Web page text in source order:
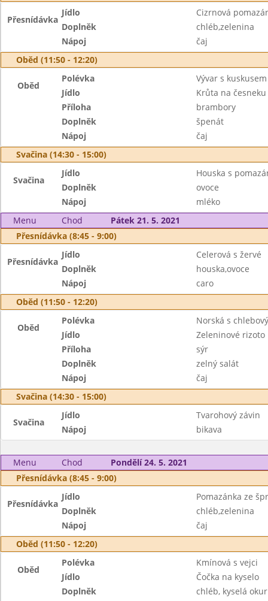
Přesnídávka
Jídlo
Cizrnová
Doplněk
chléb,zelenina
Nápoj
čaj
Oběd (11:50 - 12:20)
Oběd
Polévka
Vývar s kuskusem
Jídlo
Krůta na česneku
Příloha
brambory
Doplněk
špenát
Nápoj
čaj
Svačina (14:30 - 15:00)
Svačina
Jídlo
Houska s
Doplněk
ovoce
Nápoj
mléko
Menu
Chod
Pátek 21. 5. 2021
Přesnídávka (8:45 - 9:00)
Přesnídávka
Jídlo
Celerová s žervé
Doplněk
houska,ovoce
Nápoj
caro
Oběd (11:50 - 12:20)
Oběd
Polévka
Norská s
Jídlo
Zeleninové rizoto
Příloha
sýr
Doplněk
zelný salát
Nápoj
čaj
Svačina (14:30 - 15:00)
Svačina
Jídlo
Tvarohový závin
Nápoj
bikava
Menu Chod
Pondělí 24. 5. 2021
Přesnídávka (8:45 - 9:00)
Přesnídávka
Jídlo
Pomazánka ze
Doplněk
chléb,zelenina
Nápoj
čaj
Oběd (11:50 - 12:20)
Oběd
Polévka
Kmínová s vejci
Jídlo
Čočka na kyselo
Doplněk
chléb, kyselá